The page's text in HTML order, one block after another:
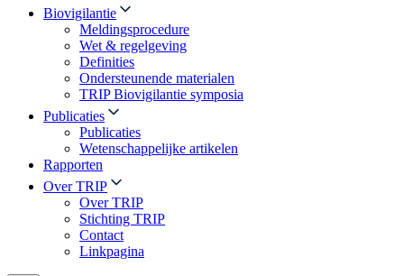
Biovigilantie
Meldingsprocedure
Wet & regelgeving
Definities
Ondersteunende materialen
TRIP Biovigilantie symposia
Publicaties
Publicaties
Wetenschappelijke artikelen
Rapporten
Over TRIP
Over TRIP
Stichting TRIP
Contact
Linkpagina